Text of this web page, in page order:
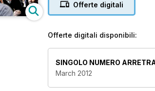
Offerte digitali
Offerte digitali disponibili:
SINGOLO NUMERO
March 2012